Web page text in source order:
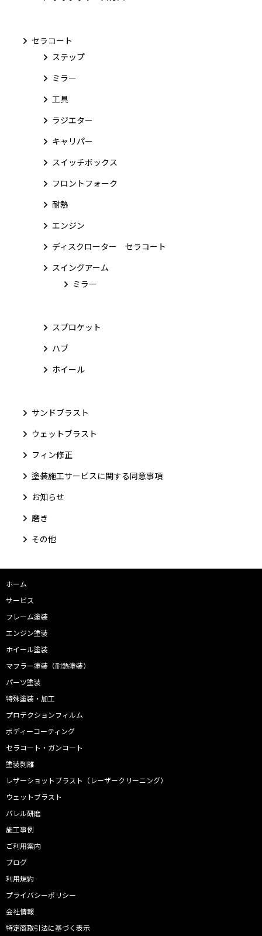
セラコート
ステップ
ミラー
工具
ラジエター
キャリパー
スイッチボックス
フロントフォーク
耐熱
エンジン
ディスクローター セラコート
スイングアーム
ミラー
スプロケット
ハブ
ホイール
サンドブラスト
ウェットブラスト
フィン修正
塗装施工サービスに関する同意事項
お知らせ
磨き
その他
ホーム
サービス
フレーム塗装
エンジン塗装
ホイール塗装
マフラー塗装（耐熱塗装）
パーツ塗装
特殊塗装・加工
プロテクションフィルム
ボディーコーティング
セラコート・ガンコート
塗装剥離
レザーショットブラスト（レーザークリーニング）
ウェットブラスト
バレル研磨
施工事例
ご利用案内
ブログ
利用規約
プライバシーポリシー
会社情報
特定商取引法に基づく表示